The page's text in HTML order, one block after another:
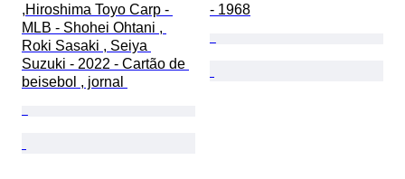
,Hiroshima Toyo Carp -
MLB - Shohei Ohtani ,
Roki Sasaki , Seiya
Suzuki - 2022 - Cartão de
beisebol , jornal
- 1968